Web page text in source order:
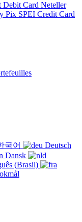
Debit Card Neteller
Pix SPEI Credit Card
국어
Deutsch
Dansk
(Brasil)